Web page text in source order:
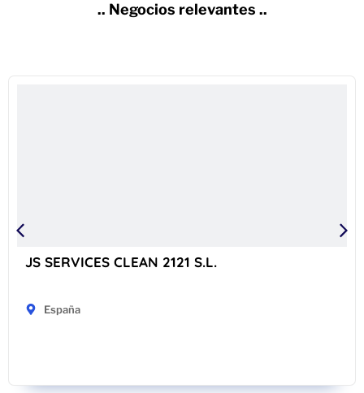
.. Negocios relevantes ..
JS SERVICES CLEAN 2121 S.L.
España